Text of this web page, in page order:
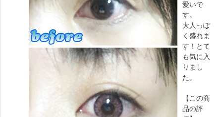
愛いで
す。
大人っぽ
く盛れま
す！とて
も気に入
りまし
た。
【この商
品の評